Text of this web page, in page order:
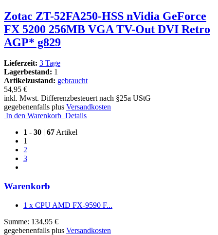
Zotac ZT-52FA250-HSS nVidia GeForce
FX 5200 256MB VGA TV-Out DVI Retro
AGP* g829
Lieferzeit: 3 Tage
Lagerbestand: 1
Artikelzustand: gebraucht
54,95 €
inkl. Mwst. Differenzbesteuert nach §25a UStG
gegebenenfalls plus Versandkosten
In den Warenkorb Details
1 - 30 | 67 Artikel
1
2
3
Warenkorb
1 x CPU AMD FX-9590 F...
Summe: 134,95 €
gegebenenfalls plus Versandkosten